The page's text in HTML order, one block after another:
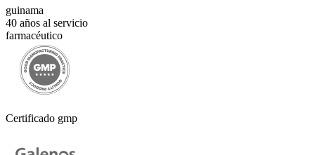
guinama
40 años al servicio
farmacéutico
Certificado gmp